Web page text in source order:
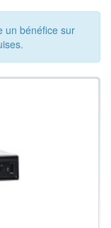
un bénéfice sur